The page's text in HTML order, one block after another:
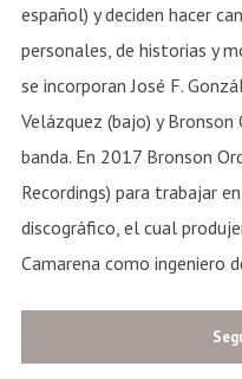
español) y deciden hacer
personales, de historias y
se incorporan José F.
Velázquez (bajo) y
banda. En 2017 Bronson
Recordings) para trabajar
discográfico, el cual
Camarena como ingeniero